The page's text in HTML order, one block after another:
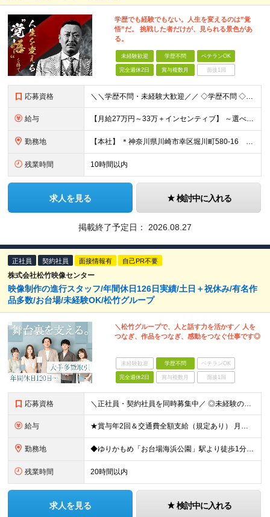
学歴でも経験でもない。人生を変えるのは”覚
悟”だ。 挑戦した者だけが、見られる景色があ
る。
未経験歓迎 学歴不問 ベテランOK
完全週休2日 賞与複数月 面接1回
応募資格 ＼＼学歴不問・未経験大歓迎／／ ◇学歴不問 ◇社会⼈・職種・業種未経験大歓迎 ☆ー・ー・ー・ー・ー・ー・ー・ー・ー・ー・ー☆ 「今の人生を変えたい。」「本気で稼ぎたい。」 面接ではその想いを
給与 【⽉給27万円～33万＋インセンティブ】 ～選べる給与制度～ 固定給とインセンティブの割合を選択することが可能◎ ⾯接時にご相談可能です！ ￣￣￣￣￣￣￣￣￣￣￣￣￣￣￣￣￣￣￣ 月収27万円の場合
勤務地 【本社】 ＊神奈川県川崎市幸区堀川町580-16 川崎テックセンター9階 ※転勤はありません ※受動喫煙対策あり(オフィス内分煙)
残業時間 10時間以内
求人を見る 検討中に入れる
掲載終了予定日： 2026.08.27
正社員 契約社員 面接情報有 自己PR不要
株式会社松竹映像センター
映像制作の進行スタッフ/年間休日126日実績/土日＋祝休み/有名作
品多数/お台場/未経験OK/松竹グループ
＼松竹グループで、人と話す力を活かす／ 人を
つなぎ、作品をつなぎ、感動をつなぐ仕事です◎
未経験歓迎 学歴不問 ベテランOK
完全週休2日 賞与複数月 面接1回
応募資格 ＼正社員・契約社員を同時募集中／ ◎未経験の方も歓迎！ ◎学歴・経験不問 ≪契約社員のみ更新あり≫ ※契約の更新 有（契約期間満了時に判断） ※3か月更新以降6か月更新。6か月後正社員登用試験の資格
給与 ★賞与年2回＆交通費全額支給（規定あり） 月給21万円～28万円＋賞与年2回＋交通費全額支給 ※経験・スキルを考慮の上、決定します ※残業代は全額支給します ※試用期間3ヶ月間あり（期間中の給与・
勤務地 ◆ゆりかもめ「お台場海浜公園」駅より徒歩1分の好立地！ 東京都港区台場2丁目3番5号台場ガーデンシティビル7階 ※雇用形態による勤務地の差異はありません (変更の範囲)上記を除く当社関連勤務地
残業時間 20時間以内
求人を見る 検討中に入れる